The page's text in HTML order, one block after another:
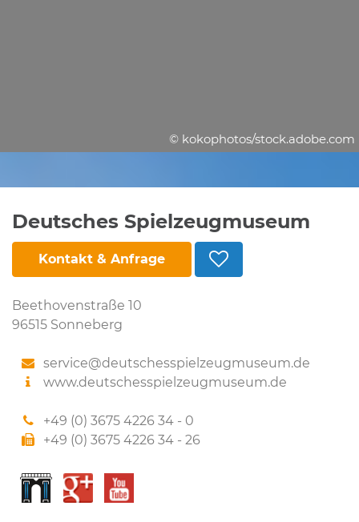
© kokophotos/stock.adobe.com
Deutsches Spielzeugmuseum
Kontakt & Anfrage
Beethovenstraße 10
96515 Sonneberg
service@deutschesspielzeugmuseum.de
www.deutschesspielzeugmuseum.de
+49 (0) 3675 4226 34 - 0
+49 (0) 3675 4226 34 - 26